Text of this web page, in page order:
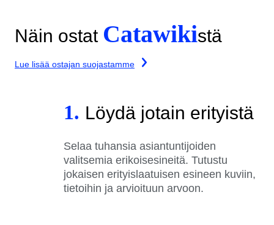
Näin ostat Catawikistä
Lue lisää ostajan suojastamme
1. Löydä jotain erityistä
Selaa tuhansia asiantuntijoiden
valitsemia erikoisesineitä. Tutustu
jokaisen erityislaatuisen esineen kuviin,
tietoihin ja arvioituun arvoon.